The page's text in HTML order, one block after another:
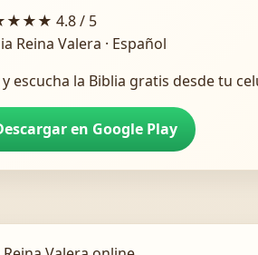
4.8 / 5
Reina Valera · Español
y escucha la Biblia gratis desde tu
en Google Play